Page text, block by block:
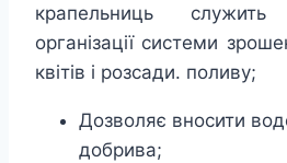
крапельниць
організації системи
квітів і розсади. поливу;
Дозволяє вносити
добрива;